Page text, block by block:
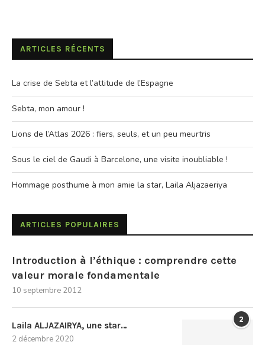
ARTICLES RÉCENTS
La crise de Sebta et l’attitude de l’Espagne
Sebta, mon amour !
Lions de l’Atlas 2026 : fiers, seuls, et un peu meurtris
Sous le ciel de Gaudi à Barcelone, une visite inoubliable !
Hommage posthume à mon amie la star, Laila Aljazaeriya
ARTICLES POPULAIRES
Introduction à l’éthique : comprendre cette
valeur morale fondamentale
10 septembre 2012
2
Laila ALJAZAIRYA, une star…
2 décembre 2020